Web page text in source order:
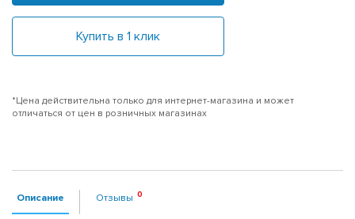
Купить в 1 клик
*Цена действительна только для интернет-магазина и может
отличаться от цен в розничных магазинах
Описание Отзывы